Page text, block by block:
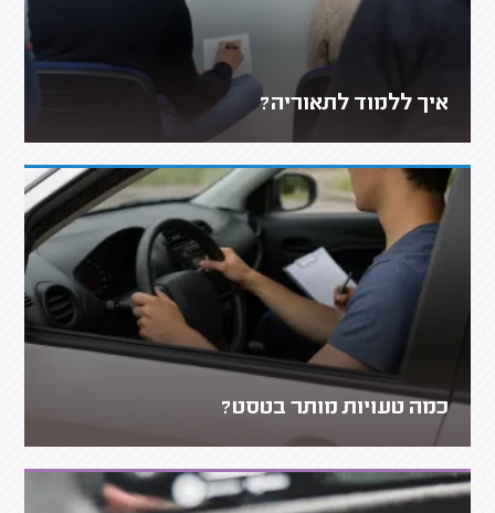
איך ללמוד לתאוריה?
כמה טעויות מותר בטסט?